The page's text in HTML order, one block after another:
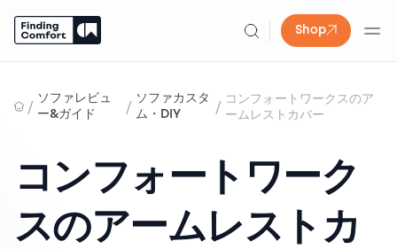
Shop
content
/ ソファレビュ
ー&ガイド
/ ソファカスタ
ム・DIY
/ コンフォートワークスのア
ームレストカバー
コンフォートワーク
スのアームレストカ